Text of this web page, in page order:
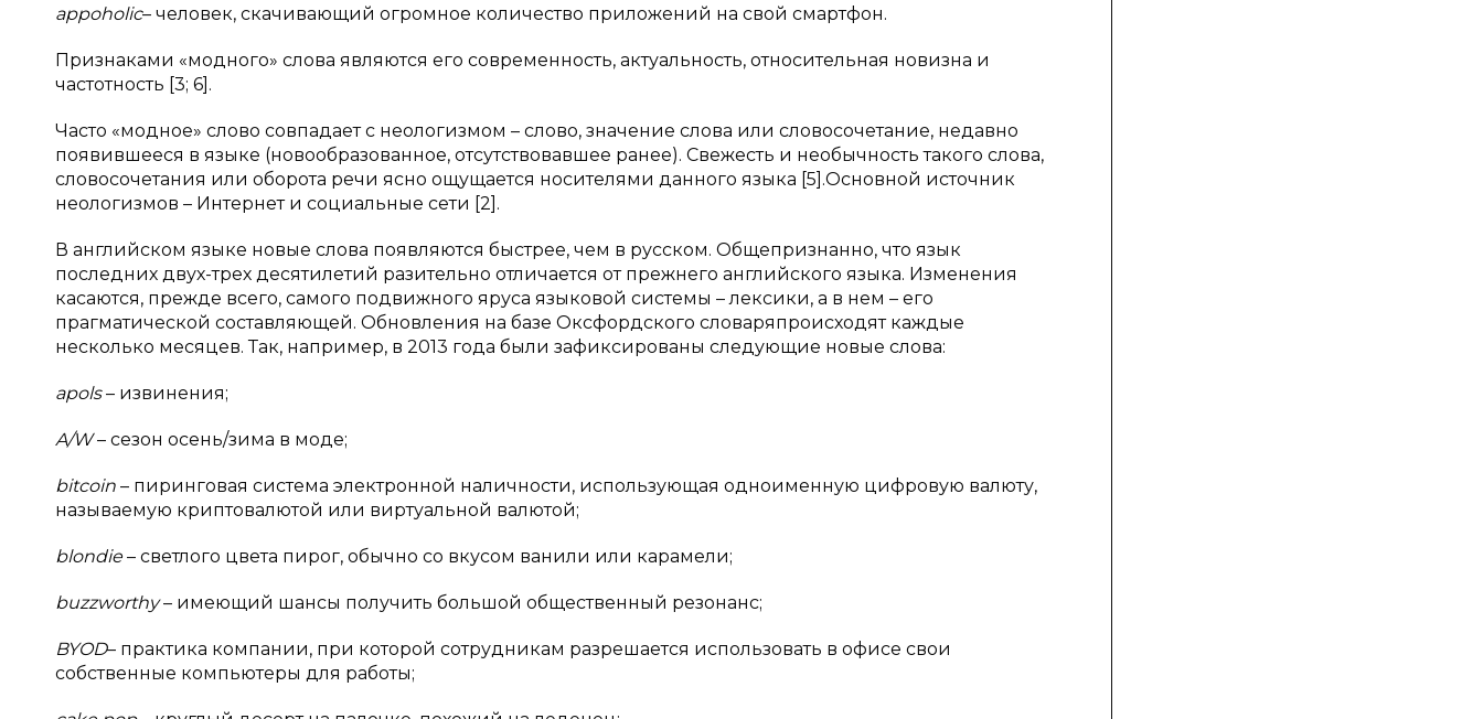
аppoholic– человек, скачивающий огромное количество приложений на свой смартфон.
Признаками «модного» слова являются его современность, актуальность, относительная новизна и
частотность [3; 6].
Часто «модное» слово совпадает с неологизмом – слово, значение слова или словосочетание, недавно
появившееся в языке (новообразованное, отсутствовавшее ранее). Свежесть и необычность такого слова,
словосочетания или оборота речи ясно ощущается носителями данного языка [5].Основной источник
неологизмов – Интернет и социальные сети [2].
В английском языке новые слова появляются быстрее, чем в русском. Общепризнанно, что язык
последних двух-трех десятилетий разительно отличается от прежнего английского языка. Изменения
касаются, прежде всего, самого подвижного яруса языковой системы – лексики, а в нем – его
прагматической составляющей. Обновления на базе Оксфордского словаряпроисходят каждые
несколько месяцев. Так, например, в 2013 года были зафиксированы следующие новые слова:
apols– извинения;
A/W – сезон осень/зима в моде;
bitcoin – пиринговая система электронной наличности, использующая одноименную цифровую валюту,
называемую криптовалютой или виртуальной валютой;
blondie – светлого цвета пирог, обычно со вкусом ванили или карамели;
buzzworthy– имеющий шансы получить большой общественный резонанс;
BYOD– практика компании, при которой сотрудникам разрешается использовать в офисе свои
собственные компьютеры для работы;